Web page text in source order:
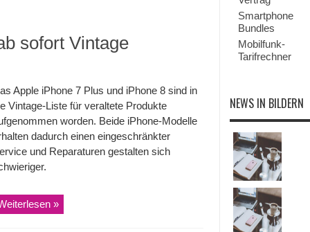
sofort Vintage
Apple iPhone 7 Plus und iPhone 8 sind in
Vintage-Liste für veraltete Produkte
worden. Beide iPhone-Modelle
dadurch einen eingeschränkter
und Reparaturen gestalten sich
»
Smartphone
Bundles
Mobilfunk-
Tarifrechner
NEWS IN BILDERN